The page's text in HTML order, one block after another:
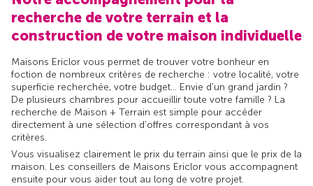
recherche de votre terrain et la
construction de votre maison individuelle
Maisons Ericlor vous permet de trouver votre bonheur en
foction de nombreux critères de recherche : votre localité, votre
superficie recherchée, votre budget... Envie d'un grand jardin ?
De plusieurs chambres pour accueillir toute votre famille ? La
recherche de Maison + Terrain est simple pour accéder
directement à une sélection d'offres correspondant à vos
critères.
Vous visualisez clairement le prix du terrain ainsi que le prix de la
maison. Les conseillers de Maisons Ericlor vous accompagnent
ensuite pour vous aider tout au long de votre projet.